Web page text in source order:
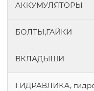
АККУМУЛЯТОРЫ
БОЛТЫ,ГАЙКИ
ВКЛАДЫШИ
ГИДРАВЛИКА,